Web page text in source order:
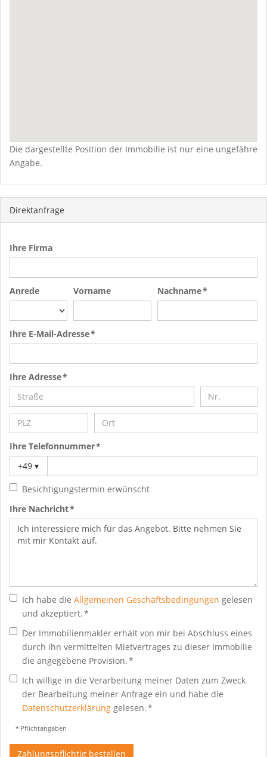
Die dargestellte Position der Immobilie ist nur eine ungefähre
Angabe.
Direktanfrage
Ihre Firma
Anrede Vorname Nachname *
Ihre E-Mail-Adresse *
Ihre Adresse *
Ihre Telefonnummer *
+49 ▾
Besichtigungstermin erwünscht
Ihre Nachricht *
Ich habe die Allgemeinen Geschäftsbedingungen gelesen
und akzeptiert. *
Der Immobilienmakler erhält von mir bei Abschluss eines
durch ihn vermittelten Mietvertrages zu dieser Immobilie
die angegebene Provision. *
Ich willige in die Verarbeitung meiner Daten zum Zweck
der Bearbeitung meiner Anfrage ein und habe die
Datenschutzerklärung gelesen. *
* Pflichtangaben
Zahlungspflichtig bestellen